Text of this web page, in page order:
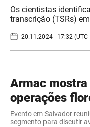
Os cientistas
transcrição (TSRs)
20.11.2024 | 17:32 (UTC
Armac
operações
Evento em Salvador
segmento para discutir